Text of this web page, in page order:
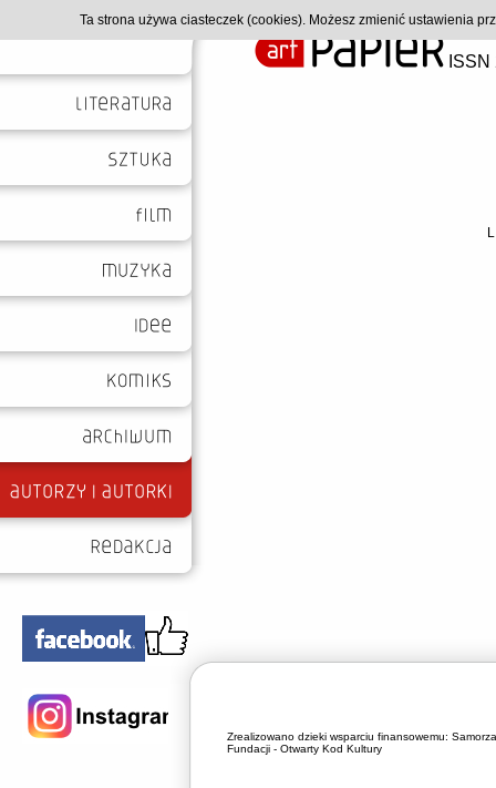
Zrealizowano dzieki wsparciu finansowemu:
Fundacji - Otwarty Kod Kultury
Ta strona używa ciasteczek (cookies). Możesz zmienić ustawienia